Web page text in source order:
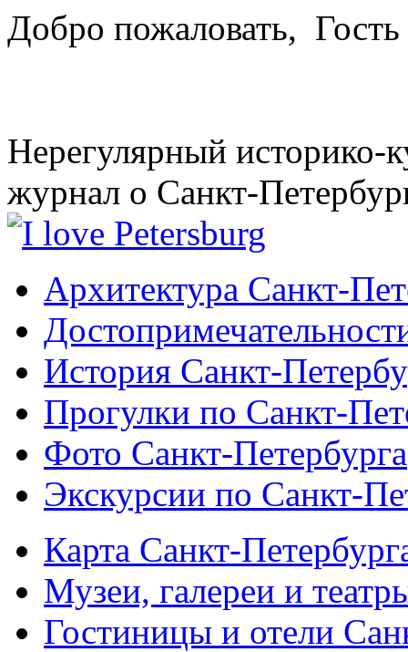
Добро пожаловать, Гость
Нерегулярный историко-
журнал о Санкт-
Архитектура Санкт-
История Санкт-
Прогулки по Санкт-
Фото Санкт-Петербурга
Экскурсии по Санкт-
Карта Санкт-
Музеи, галереи и
Гостиницы и отели